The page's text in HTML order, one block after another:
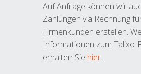
Auf Anfrage können wir
Zahlungen via Rechnung
Firmenkunden erstellen.
Informationen zum Talixo-
erhalten Sie hier.